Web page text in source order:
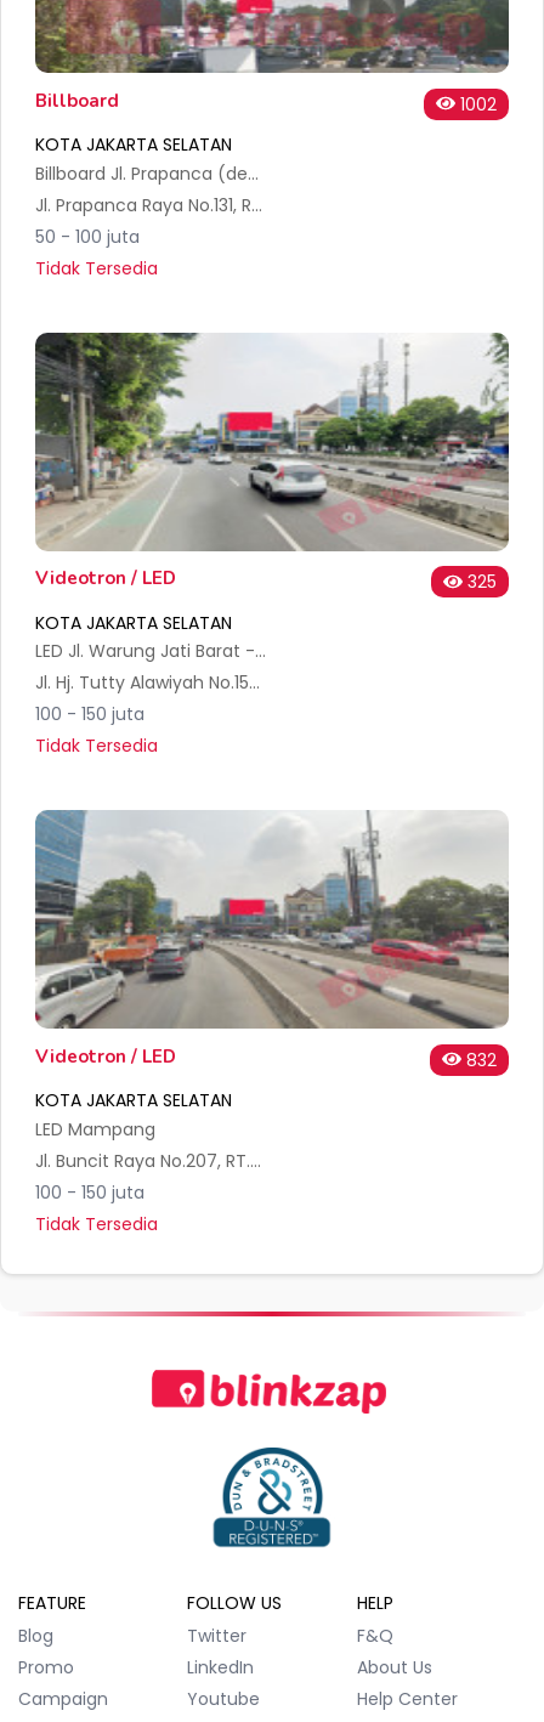
Billboard
1002
KOTA JAKARTA SELATAN
Billboard Jl. Prapanca (depan Snapy), Jakarta Selatan
Jl. Prapanca Raya No.131, RT.11/RW.1, Petogogan, Kec. Kby. Baru, Kota Jakarta Selatan, Daerah Khusus Ibukota Jakarta 12170, Indonesia
50 - 100 juta
Tidak Tersedia
Videotron / LED
325
KOTA JAKARTA SELATAN
LED Jl. Warung Jati Barat - Warung Buncit, Jakarta Selatan
Jl. Hj. Tutty Alawiyah No.155, RT.5/RW.3, Kalibata, Kec. Pancoran, Kota Jakarta Selatan, Daerah Khusus Ibukota Jakarta 12740, Indonesia
100 - 150 juta
Tidak Tersedia
Videotron / LED
832
KOTA JAKARTA SELATAN
LED Mampang
Jl. Buncit Raya No.207, RT.6/RW.3, Kalibata, Kec. Pancoran, Kota Jakarta Selatan, Daerah Khusus Ibukota Jakarta 12740, Indonesia
100 - 150 juta
Tidak Tersedia
FEATURE
Blog
Promo
Campaign
FOLLOW US
Twitter
LinkedIn
Youtube
HELP
F&Q
About Us
Help Center